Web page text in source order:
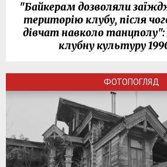
"Байкерам дозволяли
територію клубу, після
дівчат навколо
клубну культуру
ФОТОПОГЛЯД